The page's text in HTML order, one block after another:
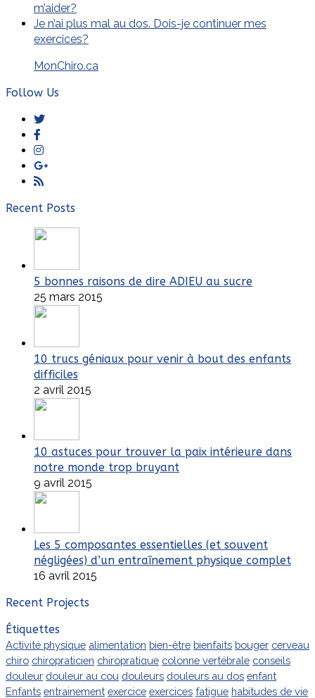
m’aider?
Je n’ai plus mal au dos. Dois-je continuer mes
exercices?
MonChiro.ca
Follow Us
Twitter
Instagram
GooglePlus
RSS
Recent Posts
5 bonnes raisons de dire ADIEU au sucre
25 mars 2015
10 trucs géniaux pour venir à bout des enfants
difficiles
2 avril 2015
10 astuces pour trouver la paix intérieure dans
notre monde trop bruyant
9 avril 2015
Les 5 composantes essentielles (et souvent
négligées) d’un entraînement physique complet
16 avril 2015
Recent Projects
Étiquettes
Activité physique alimentation bien-être bienfaits bouger cerveau
chiro chiropraticien chiropratique colonne vertébrale conseils
douleur douleur au cou douleurs douleurs au dos enfant
Enfants entrainement exercice exercices fatigue habitudes de vie